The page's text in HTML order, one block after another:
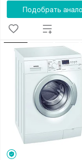
Подобрать